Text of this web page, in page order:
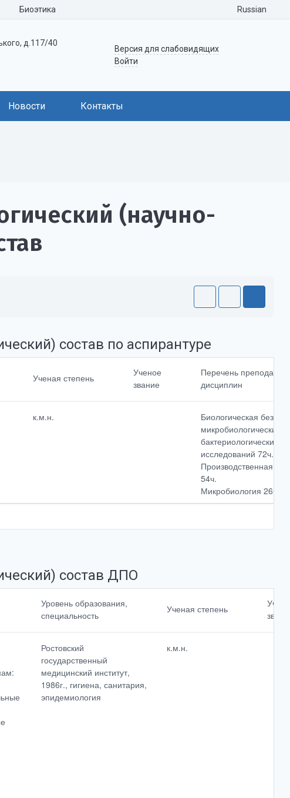
Биоэтика Russian
д.117/40
Версия для слабовидящих
Войти
Новости Контакты
(научно-
состав по аспирантуре
подготовки<br>и
Ученая степень
Ученое
звание
Перечень
дисциплин
к.м.н.
Биологическая
микробиологических и
бактериологических
исследований 72ч.
Производственная
54ч.
Микробиология 26ч.
состав ДПО
Повышение
квалификации,
а
Cтаж работы по
специальности
Уровень образования,
специальность
Ученая степень
Ростовский
государственный
медицинский институт,
1986г., гигиена, санитария,
эпидемиология
к.м.н.